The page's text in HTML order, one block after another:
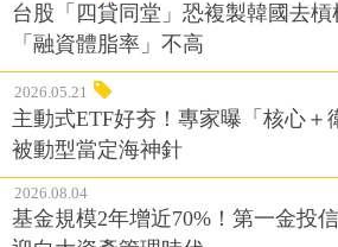
台股「四貸同堂」恐複製韓國去
「融資體脂率」不高
2026.05.21
主動式ETF好夯！專家曝「核心＋
被動型當定海神針
2026.08.04
基金規模2年增近70%！第一金投